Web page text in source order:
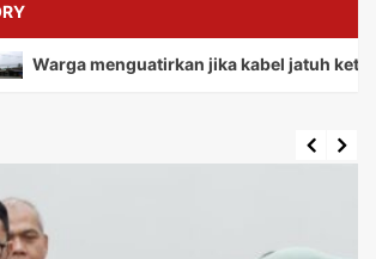
menguatirkan jika kabel jatuh ketanah,